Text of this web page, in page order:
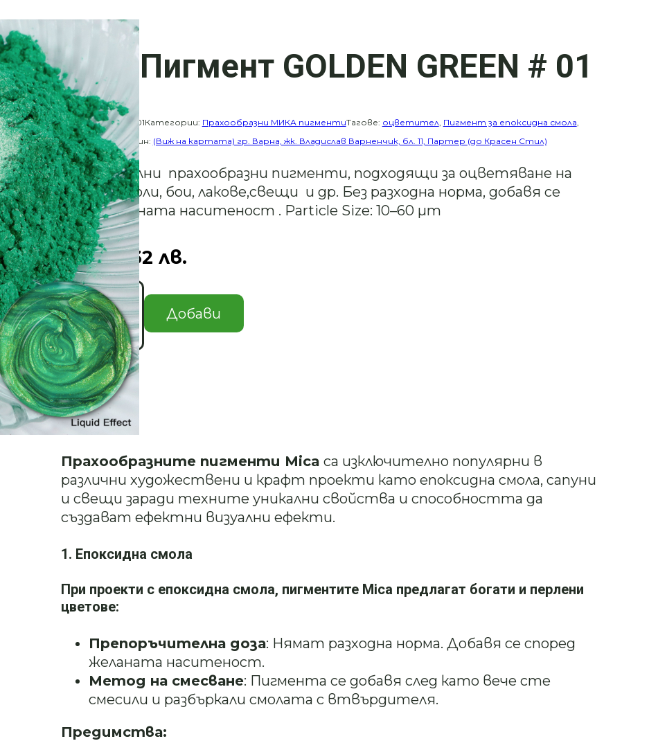
Мика Пигмент GOLDEN GREEN # 01
Каталожен номер: 01Категории: Прахообразни МИКА пигментиТагове: оцветител, Пигмент за епоксидна смола,
свещКупи от магазин: (Виж на картата) гр. Варна, жк. Владислав Варненчик, бл. 11, Партер (до Красен Стил)
Професионални прахообразни пигменти, подходящи за оцветяване на
различни смоли, бои, лакове,свещи и др. Без разходна норма, добавя се
според желаната наситеност . Particle Size: 10–60 µm
1.70€/ 3.32 лв.
количество
за
Мика
Пигмент
GOLDEN
GREEN
#
01
Добави
Описание
Прахообразните пигменти Mica са изключително популярни в
различни художествени и крафт проекти като епоксидна смола, сапуни
и свещи заради техните уникални свойства и способността да
създават ефектни визуални ефекти.
1. Епоксидна смола
При проекти с епоксидна смола, пигментите Mica предлагат богати и перлени
цветове:
Препоръчителна доза: Нямат разходна норма. Добавя се според
желаната наситеност.
Метод на смесване: Пигмента се добавя след като вече сте
смесили и разбъркали смолата с втвърдителя.
Предимства: